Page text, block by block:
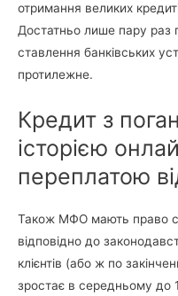
отримання великих
Достатньо лише пару раз
ставлення банківських
протилежне.
Кредит з
історією
переплатою
Також МФО мають право
відповідно до
клієнтів (або ж по
зростає в середньому до